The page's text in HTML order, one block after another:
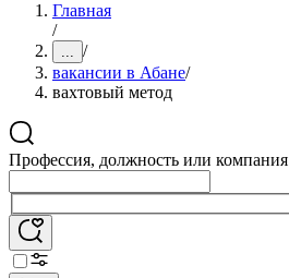
Главная
/
... /
вакансии в Абане/
вахтовый метод
Профессия, должность или компания